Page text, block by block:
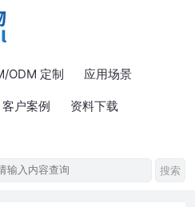
ODM 定制 应用场景
客户案例 资料下载